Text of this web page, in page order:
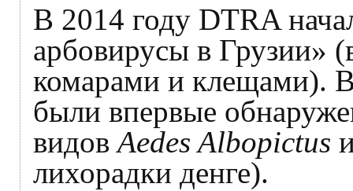
В 2014 году DTRA
арбовирусы в Грузии»
комарами и клещами).
были впервые
видов Aedes Albopictus
лихорадки денге).